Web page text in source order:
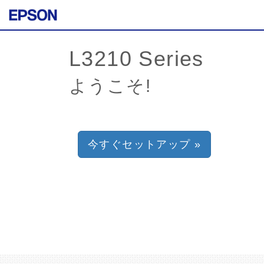
ようこそ!
今すぐセットアップ »